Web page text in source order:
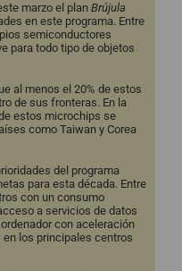
marzo el plan Brújula
en este programa. Entre
semiconductores
para todo tipo de objetos
al menos el 20% de estos
de sus fronteras. En la
estos microchips se
como Taiwan y Corea
del programa
para esta década. Entre
con un consumo
a servicios de datos
con aceleración
en los principales centros